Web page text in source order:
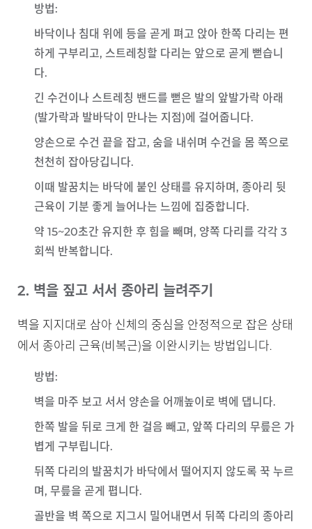
방법:
바닥이나 침대 위에 등을 곧게 펴고 앉아 한쪽 다리는 편
하게 구부리고, 스트레칭할 다리는 앞으로 곧게 뻗습니
다.
긴 수건이나 스트레칭 밴드를 뻗은 발의 앞발가락 아래
(발가락과 발바닥이 만나는 지점)에 걸어줍니다.
양손으로 수건 끝을 잡고, 숨을 내쉬며 수건을 몸 쪽으로
천천히 잡아당깁니다.
이때 발꿈치는 바닥에 붙인 상태를 유지하며, 종아리 뒷
근육이 기분 좋게 늘어나는 느낌에 집중합니다.
약 15~20초간 유지한 후 힘을 빼며, 양쪽 다리를 각각 3
회씩 반복합니다.
2. 벽을 짚고 서서 종아리 늘려주기
벽을 지지대로 삼아 신체의 중심을 안정적으로 잡은 상태
에서 종아리 근육(비복근)을 이완시키는 방법입니다.
방법:
벽을 마주 보고 서서 양손을 어깨높이로 벽에 댑니다.
한쪽 발을 뒤로 크게 한 걸음 빼고, 앞쪽 다리의 무릎은 가
볍게 구부립니다.
뒤쪽 다리의 발꿈치가 바닥에서 떨어지지 않도록 꾹 누르
며, 무릎을 곧게 폅니다.
골반을 벽 쪽으로 지그시 밀어내면서 뒤쪽 다리의 종아리